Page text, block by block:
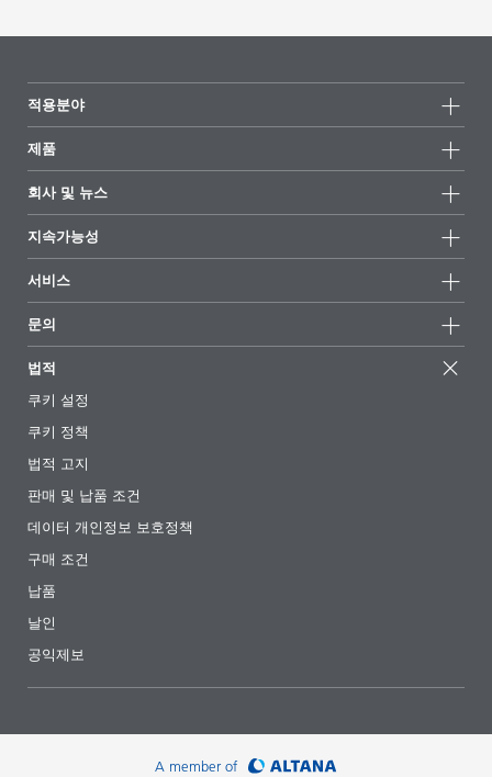
적용분야
제품
모든제품
하이라이트
회사 및 뉴스
뉴스
언론 및 미디어
소재지 및 판매점
전시회 및 이벤트
지속가능성
지속가능한 제품
성공 사례
EcoVadis
인증서
서비스
추천 배합
기사
전자책
규제 현황
첨가제 안내 앱
동영상
다운로드
문의
법적
쿠키 설정
쿠키 정책
법적 고지
판매 및 납품 조건
데이터 개인정보 보호정책
구매 조건
납품
날인
공익제보
A member of